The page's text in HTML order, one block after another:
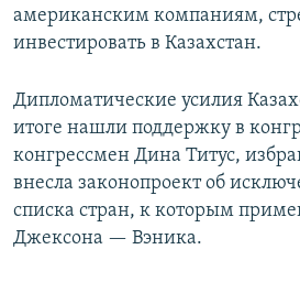
американским компаниям,
инвестировать в Казахстан.
Дипломатические усилия
итоге нашли поддержку в
конгрессмен Дина Титус,
внесла законопроект об
списка стран, к которым
Джексона — Вэника.